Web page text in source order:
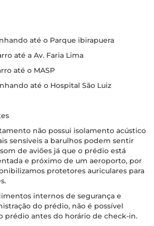
até o Parque ibirapuera
até a Av. Faria Lima
até o MASP
até o Hospital São Luiz
não possui isolamento acústico
sensíveis a barulhos podem sentir
de aviões já que o prédio está
e próximo de um aeroporto, por
protetores auriculares para
internos de segurança e
do prédio, não é possível
prédio antes do horário de check-in.